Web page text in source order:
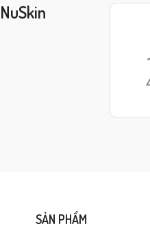
NuSkin
SẢN PHẨM